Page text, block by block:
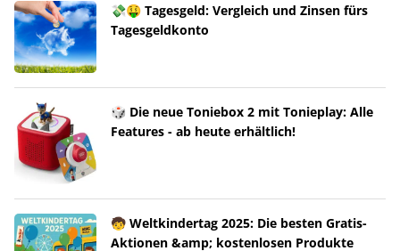
💸🤑 Tagesgeld: Vergleich und Zinsen fürs
Tagesgeldkonto
🎲 Die neue Toniebox 2 mit Tonieplay: Alle
Features - ab heute erhältlich!
🧒 Weltkindertag 2025: Die besten Gratis-
Aktionen &amp; kostenlosen Produkte